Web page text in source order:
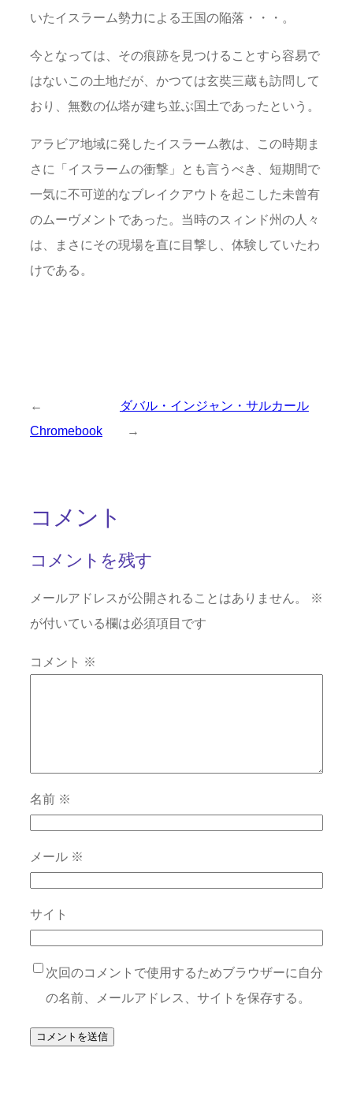
いたイスラーム勢力による王国の陥落・・・。
今となっては、その痕跡を見つけることすら容易で
はないこの土地だが、かつては玄奘三蔵も訪問して
おり、無数の仏塔が建ち並ぶ国土であったという。
アラビア地域に発したイスラーム教は、この時期ま
さに「イスラームの衝撃」とも言うべき、短期間で
一気に不可逆的なブレイクアウトを起こした未曾有
のムーヴメントであった。当時のスィンド州の人々
は、まさにその現場を直に目撃し、体験していたわ
けである。
←
Chromebook
ダバル・インジャン・サルカール
→
コメント
コメントを残す
メールアドレスが公開されることはありません。
※
が付いている欄は必須項目です
コメント ※
名前 ※
メール ※
サイト
次回のコメントで使用するためブラウザーに自分
の名前、メールアドレス、サイトを保存する。